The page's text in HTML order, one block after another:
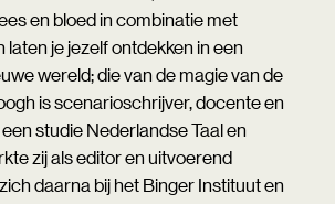
en bloed in combinatie met
je jezelf ontdekken in een
wereld; die van de magie van de
is scenarioschrijver, docente en
studie Nederlandse Taal en
zij als editor en uitvoerend
daarna bij het Binger Instituut en